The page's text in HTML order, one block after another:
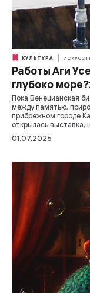
КУЛЬТУРА
Работы Аги
глубоко
Пока Венецианская
между памятью,
прибрежном городе
открылась выставка,
01.07.2026